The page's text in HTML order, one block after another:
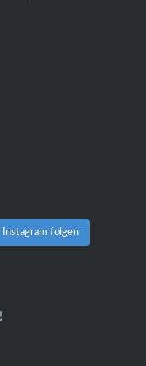
Instagram folgen